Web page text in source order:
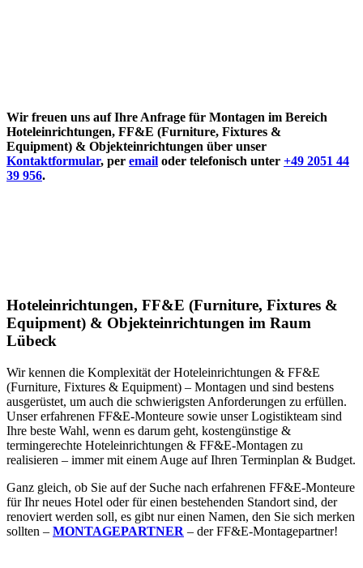
Wir freuen uns auf Ihre Anfrage für Montagen im Bereich
Hoteleinrichtungen, FF&E (Furniture, Fixtures &
Equipment) & Objekteinrichtungen über unser
Kontaktformular, per email oder telefonisch unter +49 2051 44
39 956.
Hoteleinrichtungen, FF&E (Furniture, Fixtures &
Equipment) & Objekteinrichtungen im Raum
Lübeck
Wir kennen die Komplexität der Hoteleinrichtungen & FF&E
(Furniture, Fixtures & Equipment) – Montagen und sind bestens
ausgerüstet, um auch die schwierigsten Anforderungen zu erfüllen.
Unser erfahrenen FF&E-Monteure sowie unser Logistikteam sind
Ihre beste Wahl, wenn es darum geht, kostengünstige &
termingerechte Hoteleinrichtungen & FF&E-Montagen zu
realisieren – immer mit einem Auge auf Ihren Terminplan & Budget.
Ganz gleich, ob Sie auf der Suche nach erfahrenen FF&E-Monteure
für Ihr neues Hotel oder für einen bestehenden Standort sind, der
renoviert werden soll, es gibt nur einen Namen, den Sie sich merken
sollten – MONTAGEPARTNER – der FF&E-Montagepartner!